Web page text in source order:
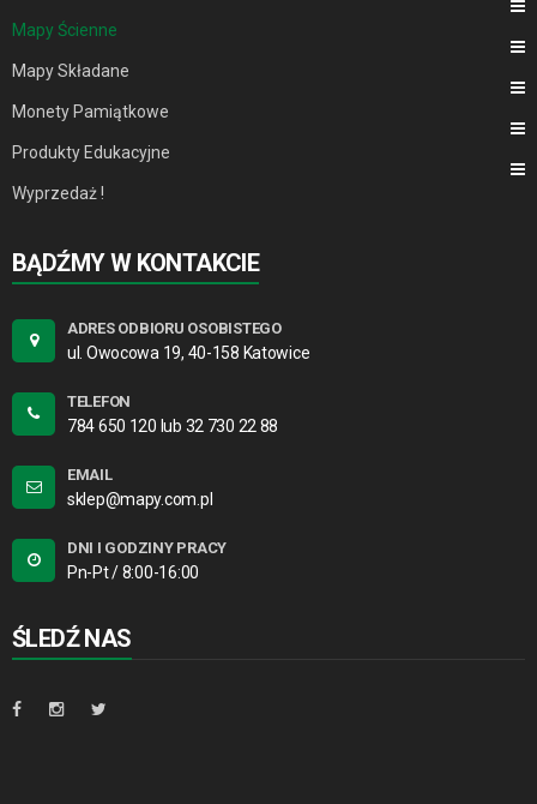
Mapy Ścienne
Mapy Składane
Monety Pamiątkowe
Produkty Edukacyjne
Wyprzedaż !
BĄDŹMY W KONTAKCIE
ADRES ODBIORU OSOBISTEGO
ul. Owocowa 19, 40-158 Katowice
TELEFON
784 650 120 lub 32 730 22 88
EMAIL
sklep@mapy.com.pl
DNI I GODZINY PRACY
Pn-Pt / 8:00-16:00
ŚLEDŹ NAS